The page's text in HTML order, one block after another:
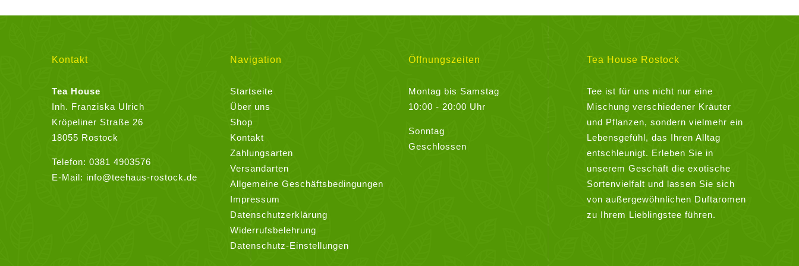
der
Produktseite
gewählt
Kontakt
Tea House
Inh. Franziska Ulrich
Kröpeliner Straße 26
18055 Rostock
Telefon: 0381 4903576
E-Mail: info@teehaus-rostock.de
Navigation
Startseite
Über uns
Shop
Kontakt
Zahlungsarten
Versandarten
Allgemeine Geschäftsbedingungen
Impressum
Datenschutzerklärung
Widerrufsbelehrung
Datenschutz-Einstellungen
Öffnungszeiten
Montag bis Samstag
10:00 - 20:00 Uhr
Sonntag
Geschlossen
Tea House Rostock
Tee ist für uns nicht nur eine
Mischung verschiedener Kräuter
und Pflanzen, sondern vielmehr ein
Lebensgefühl, das Ihren Alltag
entschleunigt. Erleben Sie in
unserem Geschäft die exotische
Sortenvielfalt und lassen Sie sich
von außergewöhnlichen Duftaromen
zu Ihrem Lieblingstee führen.